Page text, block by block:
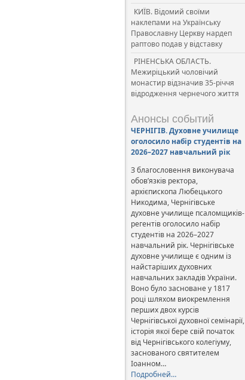
КИЇВ. Відомий своїми
наклепами на Українську
Православну Церкву нардеп
раптово подав у відставку
РІНЕНСЬКА ОБЛАСТЬ.
Межиріцький чоловічий
монастир відзначив 35-річчя
відродження чернечого життя
Анонсы событий
ЧЕРНІГІВ. Духовне училище
оголосило набір студентів на
2026–2027 навчальний рік
З благословення виконувача
обов’язків ректора,
архієпископа Любецького
Никодима, Чернігівське
духовне училище псаломщиків-
регентів оголосило набір
студентів на 2026–2027
навчальний рік. Чернігівське
духовне училище є одним із
найстаріших духовних
навчальних закладів України.
Воно було засноване у 1817
році шляхом виокремлення
перших двох курсів
Чернігівської духовної семінарії,
історія якої бере свій початок
від Чернігівського колегіуму,
заснованого святителем
Іоанном…
Подробней…